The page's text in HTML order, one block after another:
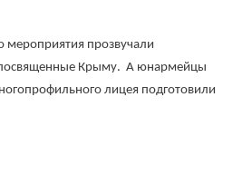
мероприятия прозвучали
посвященные Крыму. А юнармейцы
лицея подготовили